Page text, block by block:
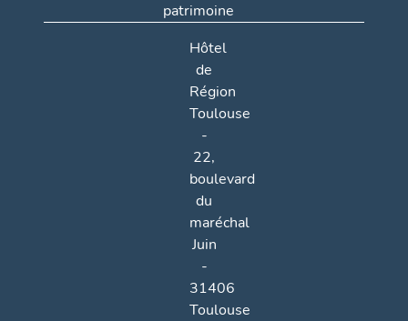
patrimoine
Hôtel
de
Région
Toulouse
-
22,
boulevard
du
maréchal
Juin
-
31406
Toulouse